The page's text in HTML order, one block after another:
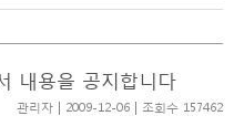
내용을 공지합니다
관리자 | 2009-12-06 | 조회수 157462